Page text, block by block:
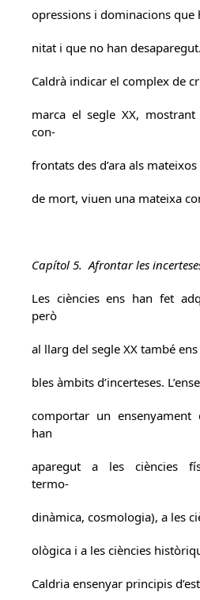
opressions i dominacions que
nitat i que no han desaparegut.
Caldrà indicar el complex de
marca el segle XX,
con-
frontats des d’ara als
de mort, viuen una mateixa
Capítol 5. Afrontar les
Les ciències ens han fet
però
al llarg del segle XX també
bles àmbits d’incerteses.
comportar un ensenyament
han
aparegut a les ciències
termo-
dinàmica, cosmologia), a les
ològica i a les ciències
Caldria ensenyar principis